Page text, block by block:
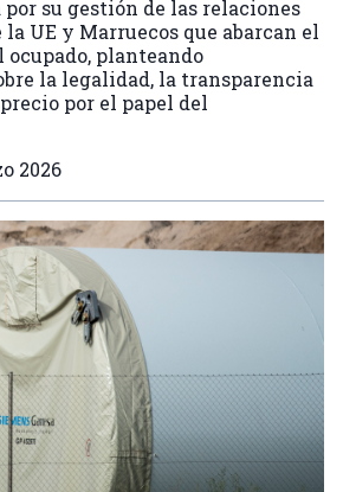
por su gestión de las relaciones
UE y Marruecos que abarcan el
ocupado, planteando
la legalidad, la transparencia
por el papel del
2026